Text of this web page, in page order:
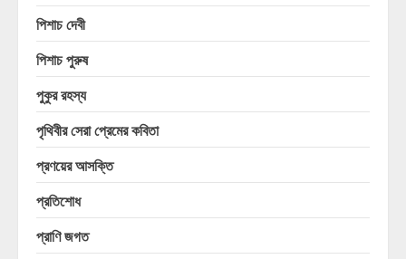
পিশাচ দেবী
পিশাচ পুরুষ
পুকুর রহস্য
পৃথিবীর সেরা প্রেমের কবিতা
প্রণয়ের আসক্তি
প্রতিশোধ
প্রাণি জগত